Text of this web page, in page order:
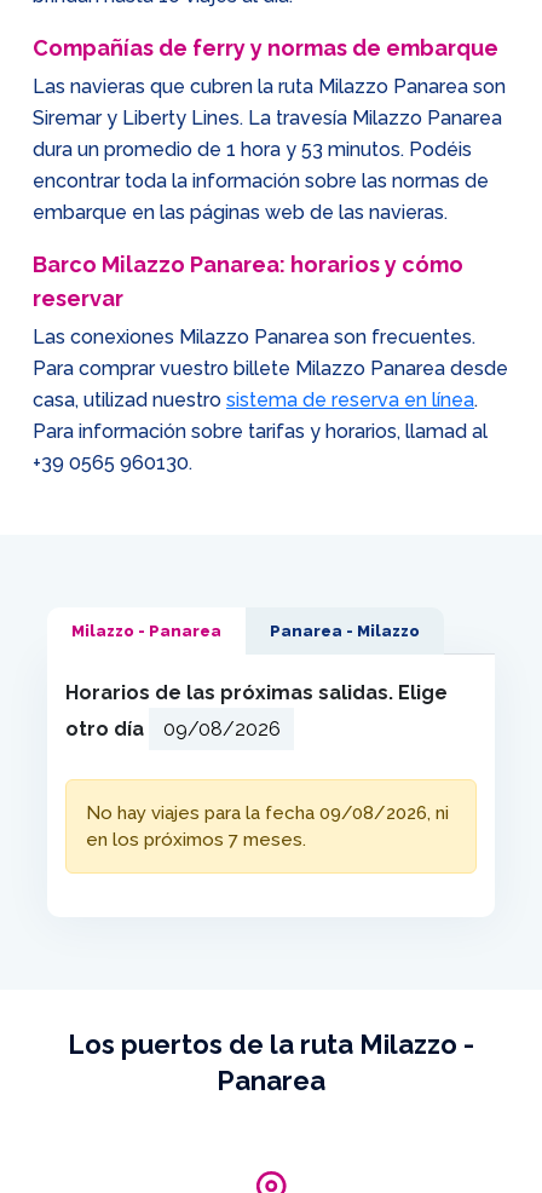
Compañías de ferry y normas de embarque
Las navieras que cubren la ruta Milazzo Panarea son
Siremar y Liberty Lines. La travesía Milazzo Panarea
dura un promedio de 1 hora y 53 minutos. Podéis
encontrar toda la información sobre las normas de
embarque en las páginas web de las navieras.
Barco Milazzo Panarea: horarios y cómo
reservar
Las conexiones Milazzo Panarea son frecuentes.
Para comprar vuestro billete Milazzo Panarea desde
casa, utilizad nuestro sistema de reserva en línea.
Para información sobre tarifas y horarios, llamad al
+39 0565 960130.
Milazzo - Panarea Panarea - Milazzo
Horarios de las próximas salidas. Elige
otro día
No hay viajes para la fecha 09/08/2026, ni
en los próximos 7 meses.
Los puertos de la ruta Milazzo -
Panarea